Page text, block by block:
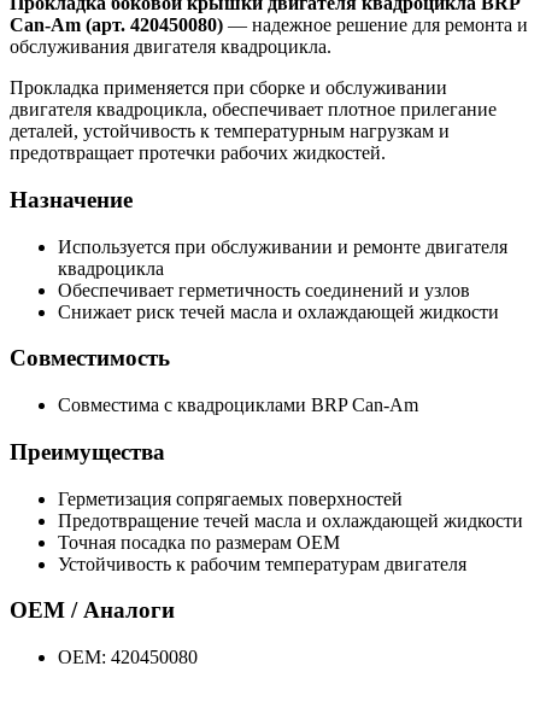
Can-Am (арт. 420450080) — надежное решение для ремонта и
обслуживания двигателя квадроцикла.
Прокладка применяется при сборке и обслуживании
двигателя квадроцикла, обеспечивает плотное прилегание
деталей, устойчивость к температурным нагрузкам и
предотвращает протечки рабочих жидкостей.
Назначение
Используется при обслуживании и ремонте двигателя
квадроцикла
Обеспечивает герметичность соединений и узлов
Снижает риск течей масла и охлаждающей жидкости
Совместимость
Совместима с квадроциклами BRP Can-Am
Преимущества
Герметизация сопрягаемых поверхностей
Предотвращение течей масла и охлаждающей жидкости
Точная посадка по размерам OEM
Устойчивость к рабочим температурам двигателя
OEM / Аналоги
OEM: 420450080